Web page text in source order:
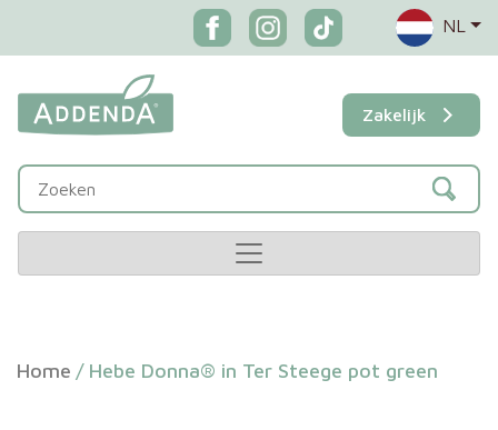
NL
Zakelijk
Home / Hebe Donna® in Ter Steege pot green